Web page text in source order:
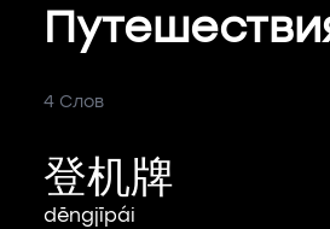
4 Слов
登机牌
dēngjīpái